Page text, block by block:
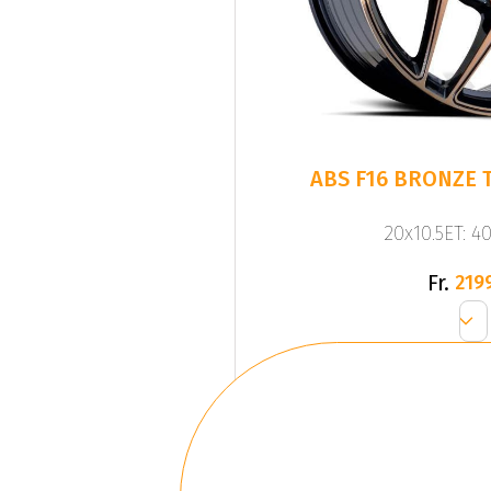
ABS F16 BRONZE
20x10.5ET:
Fr.